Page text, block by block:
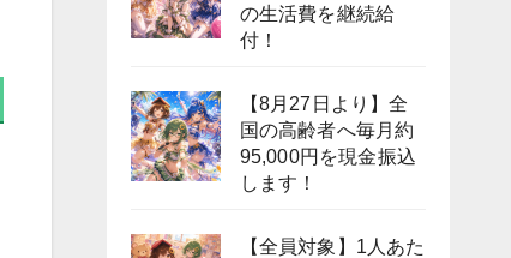
の生活費を継続給
付！
【8月27日より】全
国の高齢者へ毎月約
95,000円を現金振込
します！
【全員対象】1人あた